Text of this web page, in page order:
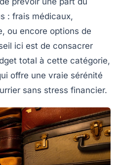
: frais médicaux,
ou encore options de
ici est de consacrer
total à cette catégorie,
offre une vraie sérénité
sans stress financier.